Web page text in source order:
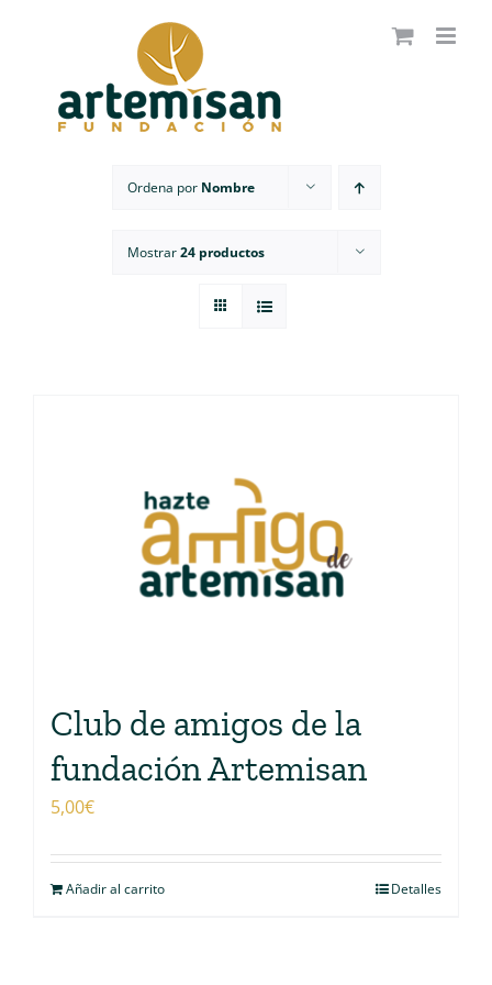
Ordena por Nombre
Mostrar24 productos
Club de amigos de la
fundación Artemisan
5,00€
Añadir al carrito Detalles